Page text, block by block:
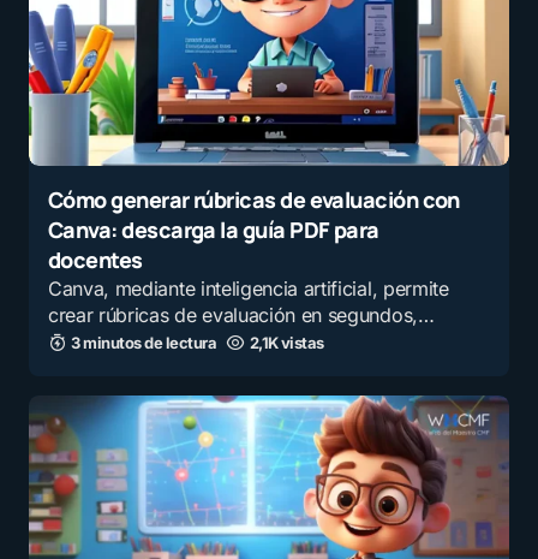
Cómo generar rúbricas de evaluación con
Canva: descarga la guía PDF para
docentes
Canva, mediante inteligencia artificial, permite
crear rúbricas de evaluación en segundos,…
3 minutos de lectura 2,1K vistas